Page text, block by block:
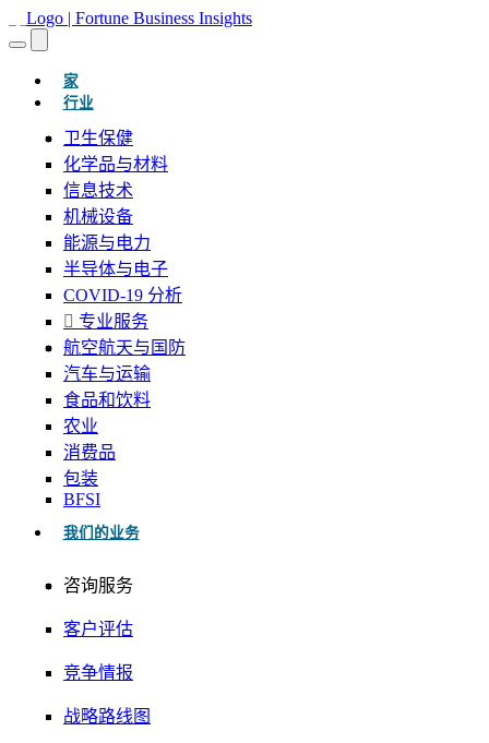
家(当前的)
行业
卫生保健
化学品与材料
信息技术
机械设备
能源与电力
半导体与电子
COVID-19 分析
专业服务
航空航天与国防
汽车与运输
食品和饮料
农业
消费品
包装
BFSI
我们的业务
咨询服务
客户评估
竞争情报
战略路线图